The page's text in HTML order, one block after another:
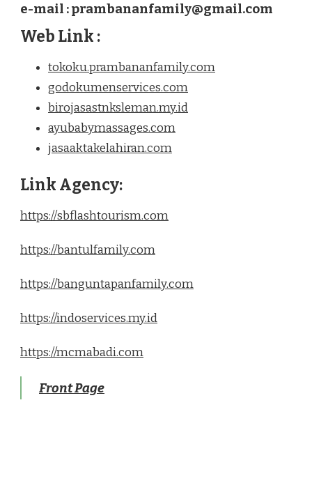
e-mail : prambananfamily@gmail.com
Web Link :
tokoku.prambananfamily.com
godokumenservices.com
birojasastnksleman.my.id
ayubabymassages.com
jasaaktakelahiran.com
Link Agency:
https://sbflashtourism.com
https://bantulfamily.com
https://banguntapanfamily.com
https://indoservices.my.id
https://mcmabadi.com
Front Page